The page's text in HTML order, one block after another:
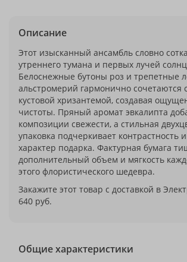
Описание
Этот изысканный ансамбль словно
утреннего тумана и первых лучей
Белоснежные бутоны роз и трепетные
альстромерий гармонично сочетаются
кустовой хризантемой, создавая
чистоты. Пряный аромат эвкалипта
композиции свежести, а стильная
упаковка подчеркивает контрастность
характер подарка. Фактурная бумага
дополнительный объем и мягкость
этого флористического шедевра.
Закажите этот товар с доставкой в
640 руб.
Общие характеристики